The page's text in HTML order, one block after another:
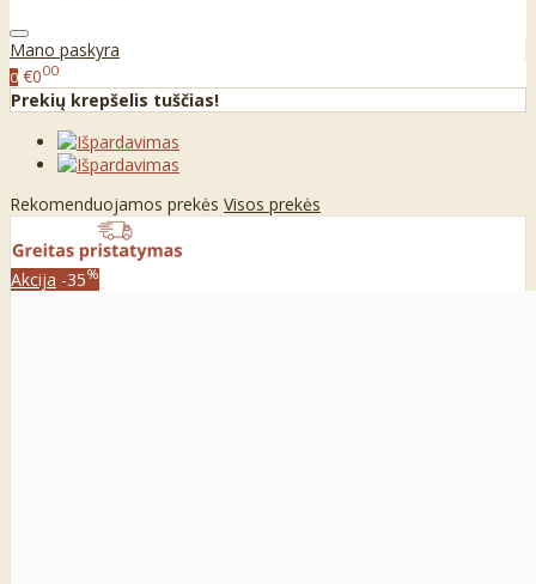
Mano paskyra
0 €000
Prekių krepšelis tuščias!
Rekomenduojamos prekės Visos prekės
Akcija -35%